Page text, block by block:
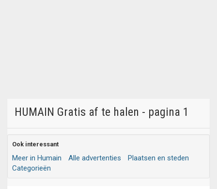
HUMAIN Gratis af te halen - pagina 1
Ook interessant
Meer in Humain Alle advertenties
Plaatsen en steden
Categorieën